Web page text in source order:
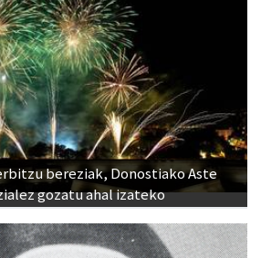
bereziak, Donostiako Aste
gozatu ahal izateko